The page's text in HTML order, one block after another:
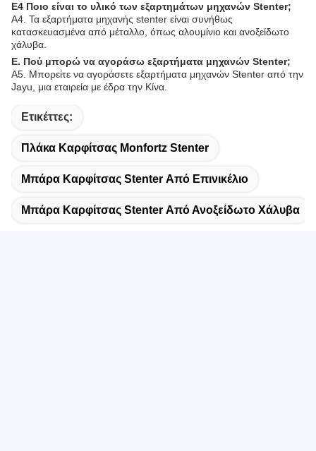
Ε4 Ποιο είναι το υλικό των εξαρτημάτων μηχανών Stenter;
Α4. Τα εξαρτήματα μηχανής stenter είναι συνήθως
κατασκευασμένα από μέταλλο, όπως αλουμίνιο και ανοξείδωτο
χάλυβα.
Ε. Πού μπορώ να αγοράσω εξαρτήματα μηχανών Stenter;
Α5. Μπορείτε να αγοράσετε εξαρτήματα μηχανών Stenter από την
Jayu, μια εταιρεία με έδρα την Κίνα.
Ετικέττες:
Πλάκα Καρφίτσας Monfortz Stenter
Μπάρα Καρφίτσας Stenter Από Επινικέλιο
Μπάρα Καρφίτσας Stenter Από Ανοξείδωτο Χάλυβα